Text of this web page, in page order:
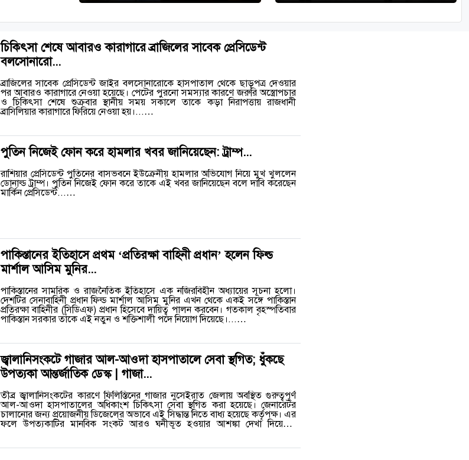
চিকিৎসা শেষে আবারও কারাগারে ব্রাজিলের সাবেক প্রেসিডেন্ট
বলসোনারো...
ব্রাজিলের সাবেক প্রেসিডেন্ট জাইর বলসোনারোকে হাসপাতাল থেকে ছাড়পত্র দেওয়ার
পর আবারও কারাগারে নেওয়া হয়েছে। পেটের পুরনো সমস্যার কারণে জরুরি অস্ত্রোপচার
ও চিকিৎসা শেষে শুক্রবার স্থানীয় সময় সকালে তাকে কড়া নিরাপত্তায় রাজধানী
ব্রাসিলিয়ার কারাগারে ফিরিয়ে নেওয়া হয়।...…
পুতিন নিজেই ফোন করে হামলার খবর জানিয়েছেন: ট্রাম্প...
রাশিয়ার প্রেসিডেন্ট পুতিনের বাসভবনে ইউক্রেনীয় হামলার অভিযোগ নিয়ে মুখ খুললেন
ডোনাল্ড ট্রাম্প। পুতিন নিজেই ফোন করে তাকে এই খবর জানিয়েছেন বলে দাবি করেছেন
মার্কিন প্রেসিডেন্ট...…
পাকিস্তানের ইতিহাসে প্রথম ‘প্রতিরক্ষা বাহিনী প্রধান’ হলেন ফিল্ড
মার্শাল আসিম মুনির...
পাকিস্তানের সামরিক ও রাজনৈতিক ইতিহাসে এক নজিরবিহীন অধ্যায়ের সূচনা হলো।
দেশটির সেনাবাহিনী প্রধান ফিল্ড মার্শাল আসিম মুনির এখন থেকে একই সঙ্গে পাকিস্তান
প্রতিরক্ষা বাহিনীর (সিডিএফ) প্রধান হিসেবে দায়িত্ব পালন করবেন। গতকাল বৃহস্পতিবার
পাকিস্তান সরকার তাঁকে এই নতুন ও শক্তিশালী পদে নিয়োগ দিয়েছে।...…
জ্বালানিসংকটে গাজার আল-আওদা হাসপাতালে সেবা স্থগিত; ধুঁকছে
উপত্যকা আন্তর্জাতিক ডেস্ক | গাজা...
তীব্র জ্বালানিসংকটের কারণে ফিলিস্তিনের গাজার নুসেইরাত জেলায় অবস্থিত গুরুত্বপূর্ণ
আল-আওদা হাসপাতালের অধিকাংশ চিকিৎসা সেবা স্থগিত করা হয়েছে। জেনারেটর
চালানোর জন্য প্রয়োজনীয় ডিজেলের অভাবে এই সিদ্ধান্ত নিতে বাধ্য হয়েছে কর্তৃপক্ষ। এর
ফলে উপত্যকাটির মানবিক সংকট আরও ঘনীভূত হওয়ার আশঙ্কা দেখা দিয়েছে।